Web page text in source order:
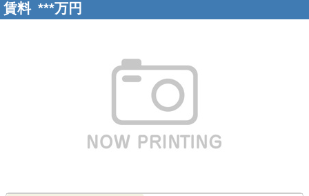
賃料 ***万円